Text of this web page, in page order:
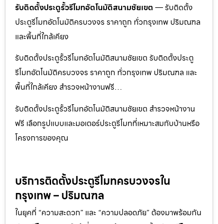
รับติดตั้งประตูรั้วรีโมทอัตโนมัติสนามชัยเขต — รับติดตั้ง
ประตูรีโมทอัตโนมัติครบวงจร ราคาถูก ทั่วกรุงเทพ ปริมณฑล
และพื้นที่ใกล้เคียง
รับติดตั้งประตูรั้วรีโมทอัตโนมัติสนามชัยเขต รับติดตั้งประตู
รีโมทอัตโนมัติครบวงจร ราคาถูก ทั่วกรุงเทพ ปริมณฑล และ
พื้นที่ใกล้เคียง สำรวจหน้างานฟรี…
รับติดตั้งประตูรั้วรีโมทอัตโนมัติสนามชัยเขต สำรวจหน้างาน
ฟรี เลือกรูปแบบและมอเตอร์ประตูรีโมทที่เหมาะสมกับบ้านหรือ
โครงการของคุณ
บริการติดตั้งประตูรีโมทครบวงจรใน
กรุงเทพ – ปริมณฑล
ในยุคที่ “ความสะดวก” และ “ความปลอดภัย” ต้องมาพร้อมกัน